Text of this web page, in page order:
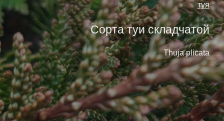
туя
Сорта туи складчатой
Thuja plicata